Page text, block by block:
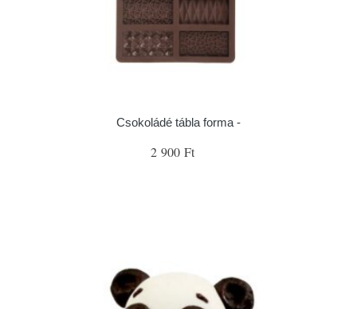
Csokoládé tábla forma -
2 900 Ft